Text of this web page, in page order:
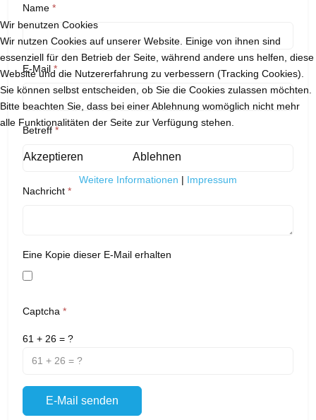
Name *
E-Mail *
Betreff*
Nachricht *
Eine Kopie dieser E-Mail erhalten
Captcha *
61 + 26 = ?
E-Mail senden
Wir benutzen Cookies
Wir nutzen Cookies auf unserer Website. Einige von ihnen sind
essenziell für den Betrieb der Seite, während andere uns helfen, diese
Website und die Nutzererfahrung zu verbessern (Tracking Cookies).
Sie können selbst entscheiden, ob Sie die Cookies zulassen möchten.
Bitte beachten Sie, dass bei einer Ablehnung womöglich nicht mehr
alle Funktionalitäten der Seite zur Verfügung stehen.
Akzeptieren Ablehnen
Weitere Informationen | Impressum